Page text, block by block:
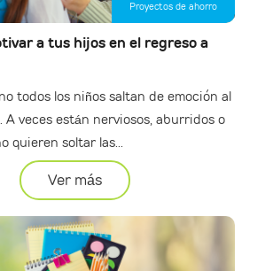
Proyectos de ahorro
a tus hijos en el regreso a
todos los niños saltan de emoción al
A veces están nerviosos, aburridos o
quieren soltar las...
Ver más